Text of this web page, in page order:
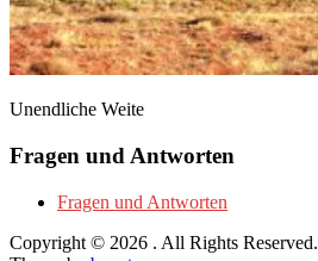
Unendliche Weite
Fragen und Antworten
Fragen und Antworten
Copyright © 2026 . All Rights Reserved.